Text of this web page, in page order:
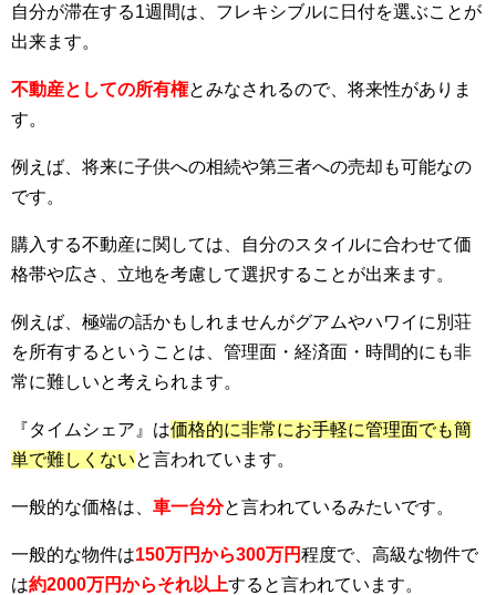
自分が滞在する1週間は、フレキシブルに日付を選ぶことが
出来ます。
不動産としての所有権とみなされるので、将来性がありま
す。
例えば、将来に子供への相続や第三者への売却も可能なの
です。
購入する不動産に関しては、自分のスタイルに合わせて価
格帯や広さ、立地を考慮して選択することが出来ます。
例えば、極端の話かもしれませんがグアムやハワイに別荘
を所有するということは、管理面・経済面・時間的にも非
常に難しいと考えられます。
『タイムシェア』は価格的に非常にお手軽に管理面でも簡
単で難しくないと言われています。
一般的な価格は、 車一台分と言われているみたいです。
一般的な物件は150万円から300万円程度で、高級な物件で
は約2000万円からそれ以上すると言われています。